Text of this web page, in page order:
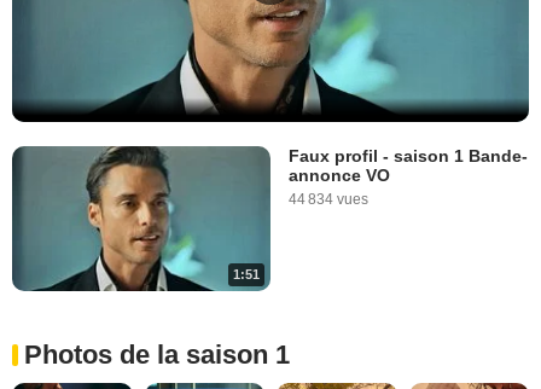
1:51
Faux profil - saison 1 Bande-
annonce VO
44 834 vues
Photos de la saison 1